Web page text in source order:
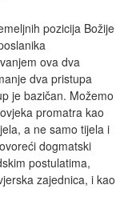
pozicija Božije
ova dva
dva pristupa
je bazičan. Možemo
promatra kao
a ne samo tijela i
dogmatski
postulatima,
zajednica, i kao